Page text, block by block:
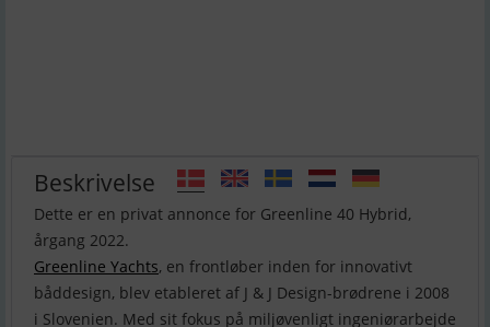
Beskrivelse
Dette er en privat annonce for Greenline 40 Hybrid,
Greenline Yachts, en frontløber inden for innovativt
båddesign, blev etableret af J & J Design-brødrene i 2008
i Slovenien. Med sit fokus på miljøvenligt ingeniørarbejde